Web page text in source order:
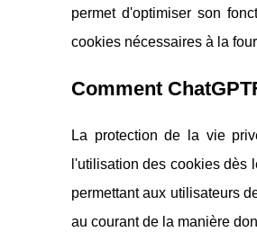
permet d'optimiser son
cookies nécessaires à la
Comment
La protection de la vie
l'utilisation des cookies dès
permettant aux utilisateurs
au courant de la manière